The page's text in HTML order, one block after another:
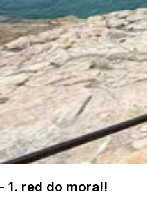
1. red do mora!!